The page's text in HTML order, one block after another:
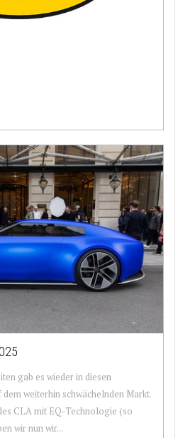
gab es wieder in diesen
weiterhin schwächelnden Markt.
CLA mit EQ-Technologie (so
wir nun wir...